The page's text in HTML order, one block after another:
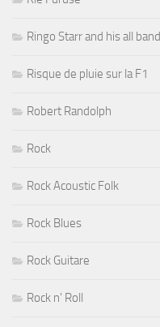
Ringo Starr and his all band
Risque de pluie sur la F1
Robert Randolph
Rock
Rock Acoustic Folk
Rock Blues
Rock Guitare
Rock n' Roll